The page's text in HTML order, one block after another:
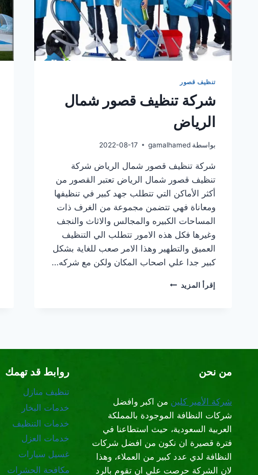
تنظيف قصور
شركة تنظيف قصور شمال
الرياض
بواسطة gamalhamed
2022-08-17
شركة تنظيف قصور شمال الرياض شركة
تنظيف قصور شمال الرياض تعتبر القصور من
أكثر الأماكن التي تتطلب جهد كبير في تنظيفها
ومعاناة فهي تتضمن مجموعة من الغرف ذات
المساحات الكبيره والمجالس والاثاث والنجف
وغيرها فكل هذه الامور تتطلب الي التنظيف
العميق والتطهير وهذا الامر صعب للغاية بشكل
كبير جدا علي اصحاب المكان ولكن مع شركه…
إقرأ المزيد شركة
من نحن
شركة الأمير كلين من اكبر وافضل
شركات النظافة الموجودة بالمملكة
العربية السعودية، حيث استطاعنا في
فترة قصيرة ان نكون من افضل شركات
النظافة لدي عدد كبير من العملاء، وهذا
لان الشركة حرصت علي ان تقوم بالرد
روابط قد تهمك
تنظيف منازل
خدمات البخار
خدمات التنظيف
خدمات العزل
غسيل سيارات
مكافحة الحشرات